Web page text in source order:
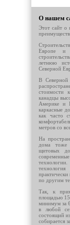
О нашем
Этот сайт о
Европе и
летнюю
Северной
В Северной
стоимости
канадцы
Америке и
каркасные
как часто
метров со
На
дома тоже
щитовых
по другим
Так, к
площадью
минимум за
в любой
состоящий
собирается